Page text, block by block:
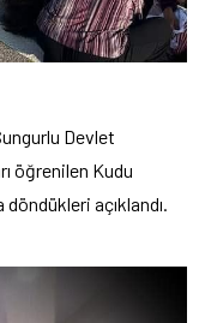
Devlet
öğrenilen Kudu
açıklandı.